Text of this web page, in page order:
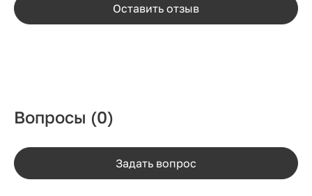
Оставить отзыв
Вопросы (0)
Задать вопрос